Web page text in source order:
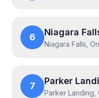
6 Niagara
Niagara Falls,
7 Parker
Parker Landing,